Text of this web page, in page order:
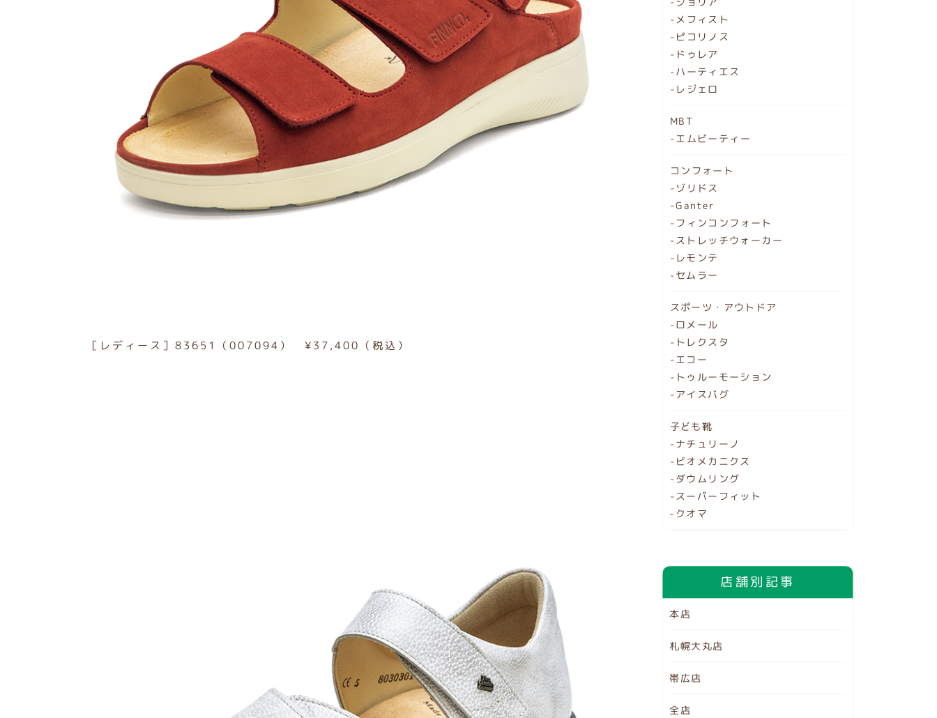
［レディース］83651（007094） ¥37,400（税込）
-メフィスト
-ピコリノス
-ドゥレア
-ハーティエス
-レジェロ
MBT
-エムビーティー
コンフォート
-ゾリドス
-Ganter
-フィンコンフォート
-ストレッチウォーカー
-レモンテ
-セムラー
スポーツ・アウトドア
-ロメール
-トレクスタ
-エコー
-トゥルーモーション
-アイスバグ
子ども靴
-ナチュリーノ
-ビオメカニクス
-ダウムリング
-スーパーフィット
-クオマ
店舗別記事
本店
札幌大丸店
帯広店
全店